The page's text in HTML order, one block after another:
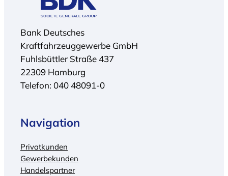
Bank Deutsches
Kraftfahrzeuggewerbe GmbH
Fuhlsbüttler Straße 437
22309 Hamburg
Telefon: 040 48091-0
Navigation
Privatkunden
Gewerbekunden
Handelspartner